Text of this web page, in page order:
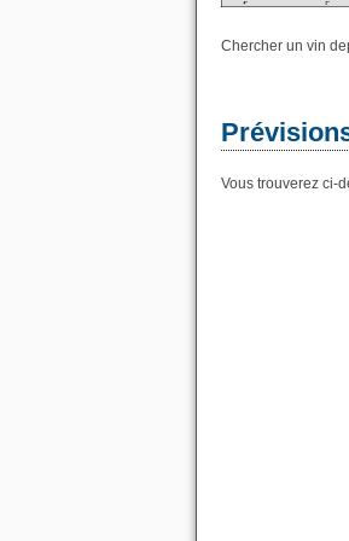
Chercher un vin
Vous trouverez ci-